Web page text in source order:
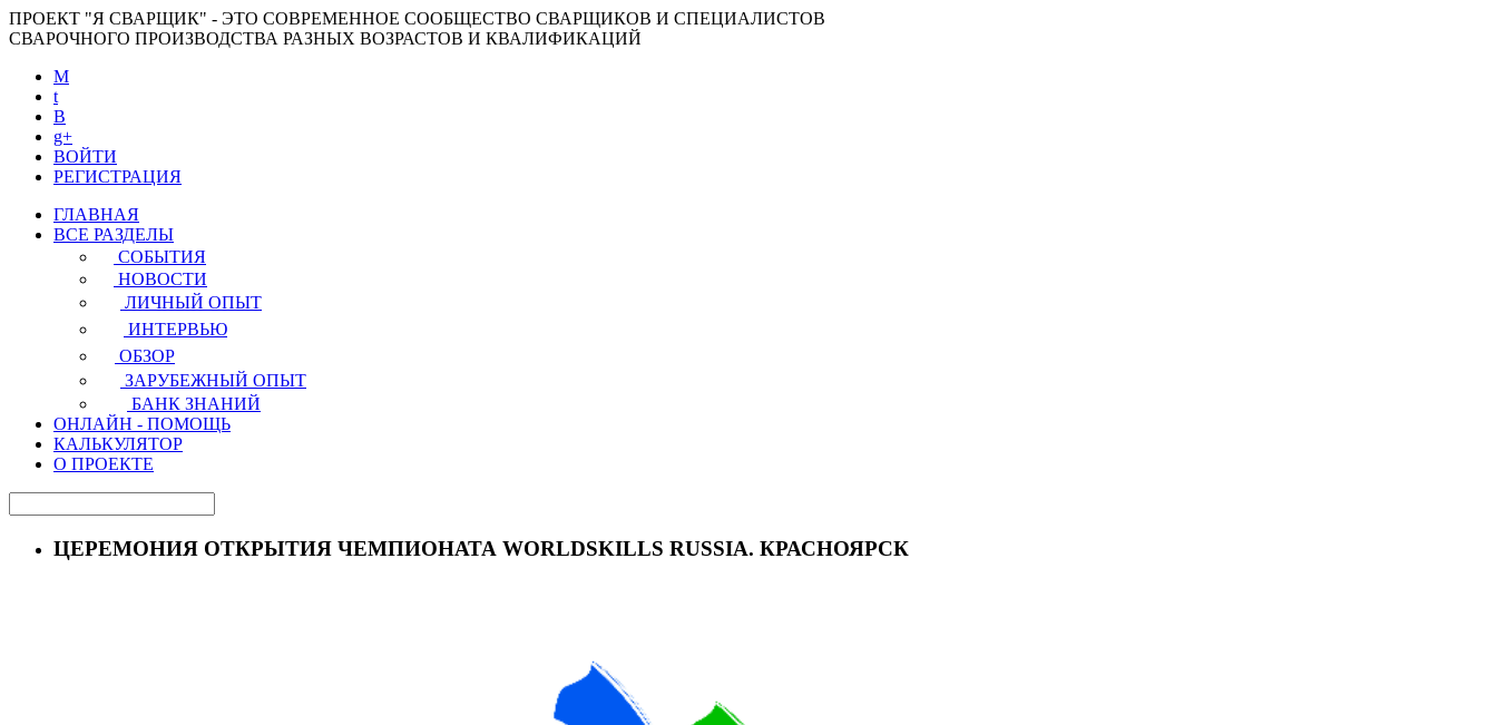
ПРОЕКТ "Я СВАРЩИК" - ЭТО СОВРЕМЕННОЕ СООБЩЕСТВО СВАРЩИКОВ И СПЕЦИАЛИСТОВ
СВАРОЧНОГО ПРОИЗВОДСТВА РАЗНЫХ ВОЗРАСТОВ И КВАЛИФИКАЦИЙ
M
t
B
g+
ВОЙТИ
РЕГИСТРАЦИЯ
ГЛАВНАЯ
ВСЕ РАЗДЕЛЫ
СОБЫТИЯ
НОВОСТИ
ЛИЧНЫЙ ОПЫТ
ИНТЕРВЬЮ
ОБЗОР
ЗАРУБЕЖНЫЙ ОПЫТ
БАНК ЗНАНИЙ
ОНЛАЙН - ПОМОЩЬ
КАЛЬКУЛЯТОР
О ПРОЕКТЕ
ЦЕРЕМОНИЯ ОТКРЫТИЯ ЧЕМПИОНАТА WORLDSKILLS RUSSIA. КРАСНОЯРСК